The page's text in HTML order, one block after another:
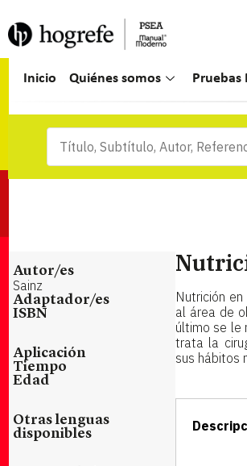
Inicio Quiénes somos Pruebas
Autor/es
Sainz
Adaptador/es
ISBN
Aplicación
Tiempo
Edad
Otras lenguas
disponibles
Nutrición
al área de
último se le
trata la
sus hábitos